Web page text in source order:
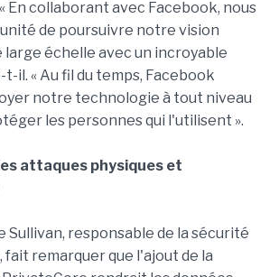
En collaborant avec Facebook, nous
de poursuivre notre vision
large échelle avec un incroyable
t-il. « Au fil du temps, Facebook
notre technologie à tout niveau
les personnes qui l'utilisent ».
attaques physiques et
Sullivan, responsable de la sécurité
fait remarquer que l'ajout de la